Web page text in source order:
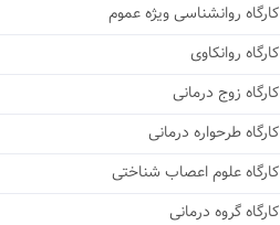
کارگاه روانشناسی ویژه عموم
کارگاه روانکاوی
کارگاه زوج درمانی
کارگاه طرحواره درمانی
کارگاه علوم اعصاب شناختی
کارگاه گروه درمانی